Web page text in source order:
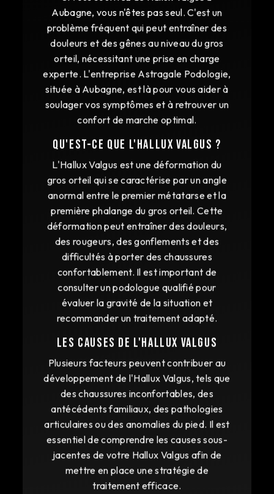
Aubagne, vous n'êtes pas seul. C'est un
problème fréquent qui peut entraîner des
douleurs et des gênes au niveau du gros
orteil, nécessitant une prise en charge
experte. L'entreprise Astragale Podologie,
située à Aubagne, est là pour vous aider à
soulager vos symptômes et à retrouver un
confort de marche optimal.
Qu'est-ce que l'Hallux Valgus ?
L'Hallux Valgus est une déformation du
gros orteil qui se caractérise par un angle
anormal entre le premier métatarse et la
première phalange du gros orteil. Cette
déformation peut entraîner des douleurs,
des rougeurs, des gonflements et des
difficultés à porter des chaussures
confortablement. Il est important de
consulter un podologue qualifié pour
évaluer la gravité de la situation et
recommander un traitement adapté.
Les causes de l'Hallux Valgus
Plusieurs facteurs peuvent contribuer au
développement de l'Hallux Valgus, tels que
des chaussures inconfortables, des
antécédents familiaux, des pathologies
articulaires ou des anomalies du pied. Il est
essentiel de comprendre les causes sous-
jacentes de votre Hallux Valgus afin de
mettre en place une stratégie de
traitement efficace.